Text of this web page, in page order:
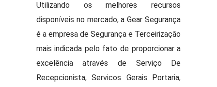
Utilizando os melhores recursos
disponíveis no mercado, a Gear Segurança
é a empresa de Segurança e Terceirização
mais indicada pelo fato de proporcionar a
excelência através de Serviço De
Recepcionista, Servicos Gerais Portaria,